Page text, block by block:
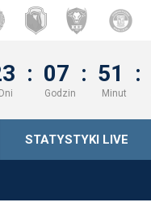
: 07 : 51 :
Dni Godzin Minut
STATYSTYKI LIVE